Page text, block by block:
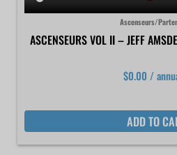
Ascenseurs/
ASCENSEURS VOL II – JEFF
$0.00 /
ADD TO